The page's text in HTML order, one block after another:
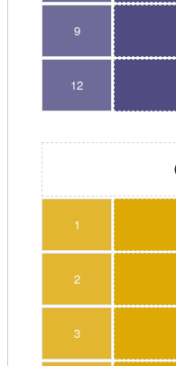
9
12
1
2
3